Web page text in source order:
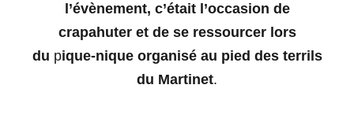
l’évènement, c’était l’occasion de
crapahuter et de se ressourcer lors
du pique-nique organisé au pied des terrils
du Martinet.